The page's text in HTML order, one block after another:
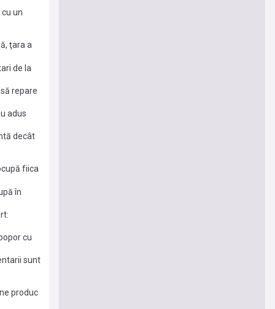
un
ţara a
de la
repare
adus
decât
fiica
în
cu
sunt
produc